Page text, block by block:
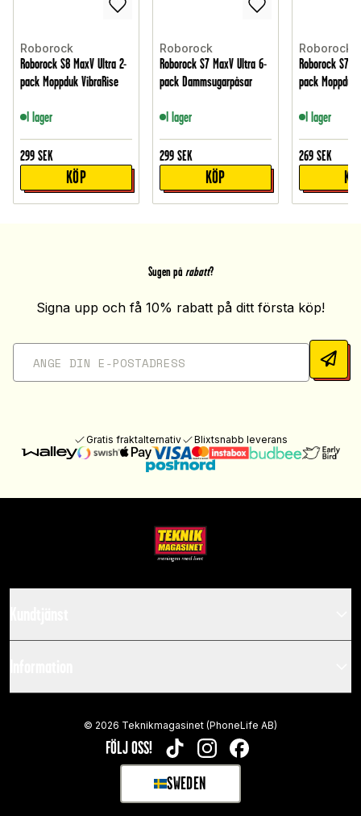
Roborock
Roborock S8 MaxV Ultra 2-
pack Moppduk VibraRise
I lager
299 SEK
KÖP
Roborock
Roborock S7 MaxV Ultra 6-
pack Dammsugarpåsar
I lager
299 SEK
KÖP
Roborock
Roborock S7
pack Moppduk
I lager
269 SEK
Sugen på rabatt?
Signa upp och få 10% rabatt på ditt första köp!
Gratis fraktalternativ Blixtsnabb leverans
FÖLJ OSS! TIKTOKINSTAGRAMFACEBOOK
SWEDEN
SELECT MARKET
© 2026 Teknikmagasinet (PhoneLife AB)